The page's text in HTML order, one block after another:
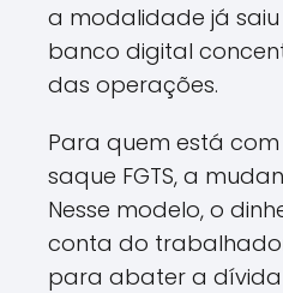
a modalidade já saiu
banco digital
das operações.
Para quem está
saque FGTS, a
Nesse modelo, o
conta do
para abater a